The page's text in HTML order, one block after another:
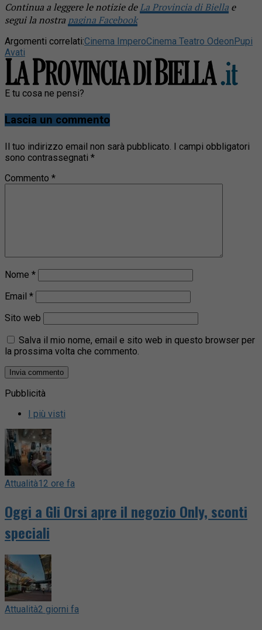
Continua a leggere le notizie deLa Provincia di Biella e
segui la nostra pagina Facebook
Argomenti correlati:Cinema ImperoCinema Teatro Odeon Pupi
Avati
E tu cosa ne pensi?
Lascia un commento
Il tuo indirizzo email non sarà pubblicato. I campi obbligatori
sono contrassegnati *
Commento *
Nome *
Email *
Sito web
Salva il mio nome, email e sito web in questo browser per
la prossima volta che commento.
Pubblicità
I più visti
Attualità12 ore fa
Oggi a Gli Orsi apre il negozio Only, sconti
speciali
Attualità2 giorni fa